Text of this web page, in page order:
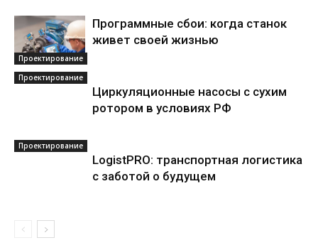
Проектирование
Программные сбои: когда станок
живет своей жизнью
Проектирование
Циркуляционные насосы с сухим
ротором в условиях РФ
Проектирование
LogistPRO: транспортная логистика
с заботой о будущем